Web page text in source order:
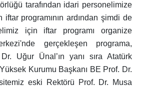
tarafından idari personelimize
programının ardından şimdi de
için iftar programı organize
gerçekleşen programa,
Uğur Ünal’ın yanı sıra Atatürk
Kurumu Başkanı BE Prof. Dr.
eski Rektörü Prof. Dr. Musa